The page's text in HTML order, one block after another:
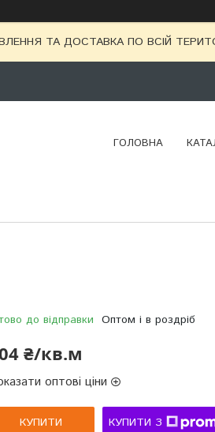
ТА ДОСТАВКА ПО ВСІЙ
ГОЛОВНА
до відправки Оптом і в роздріб
₴/кв.м
оптові ціни
КУПИТИ КУПИТИ З